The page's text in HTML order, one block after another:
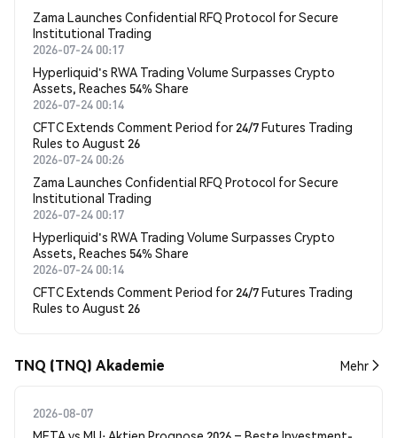
Zama Launches Confidential RFQ Protocol for Secure
Institutional Trading
2026-07-24 00:17
Hyperliquid's RWA Trading Volume Surpasses Crypto
Assets, Reaches 54% Share
2026-07-24 00:14
CFTC Extends Comment Period for 24/7 Futures Trading
Rules to August 26
2026-07-24 00:26
Zama Launches Confidential RFQ Protocol for Secure
Institutional Trading
2026-07-24 00:17
Hyperliquid's RWA Trading Volume Surpasses Crypto
Assets, Reaches 54% Share
2026-07-24 00:14
CFTC Extends Comment Period for 24/7 Futures Trading
Rules to August 26
TNQ (TNQ) Akademie Mehr
2026-08-07